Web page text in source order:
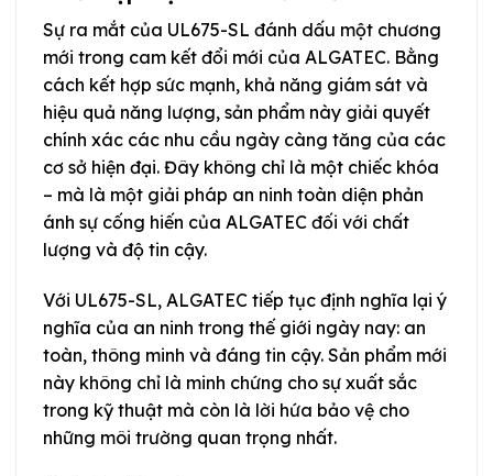
Sự ra mắt của UL675-SL đánh dấu một chương
mới trong cam kết đổi mới của ALGATEC. Bằng
cách kết hợp sức mạnh, khả năng giám sát và
hiệu quả năng lượng, sản phẩm này giải quyết
chính xác các nhu cầu ngày càng tăng của các
cơ sở hiện đại. Đây không chỉ là một chiếc khóa
– mà là một giải pháp an ninh toàn diện phản
ánh sự cống hiến của ALGATEC đối với chất
lượng và độ tin cậy.
Với UL675-SL, ALGATEC tiếp tục định nghĩa lại ý
nghĩa của an ninh trong thế giới ngày nay: an
toàn, thông minh và đáng tin cậy. Sản phẩm mới
này không chỉ là minh chứng cho sự xuất sắc
trong kỹ thuật mà còn là lời hứa bảo vệ cho
những môi trường quan trọng nhất.